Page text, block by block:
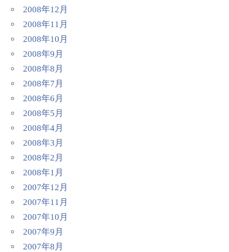
2008年12月
2008年11月
2008年10月
2008年9月
2008年8月
2008年7月
2008年6月
2008年5月
2008年4月
2008年3月
2008年2月
2008年1月
2007年12月
2007年11月
2007年10月
2007年9月
2007年8月